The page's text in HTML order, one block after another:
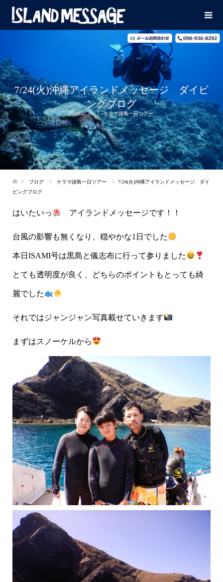
7/24(火)沖縄アイランドメッセージ ダイビ
ングブログ
2018.07.24 ケラマ諸島一日ツアー
ブログ ケラマ諸島一日ツアー
7/24(火)沖縄アイランドメッセージ ダイ
ビングブログ
はいたいっ アイランドメッセージです！！
台風の影響も無くなり、穏やかな1日でした
本日ISAMI号は黒島と儀志布に行って参りました
とても透明度が良く、どちらのポイントもとっても綺
麗でした
それではジャンジャン写真載せていきます
まずはスノーケルから